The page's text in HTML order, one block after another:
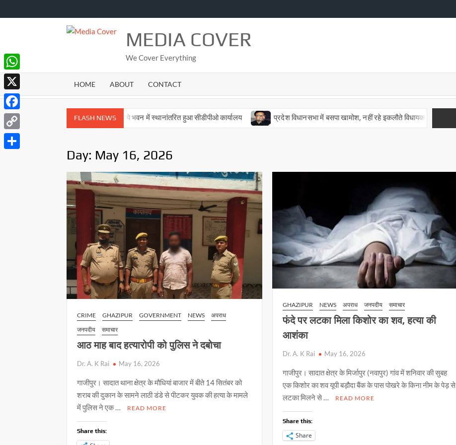
to
MEDIA COVER
We Cover Everything
HOME ABOUT CONTACT
FLASH NEWS
9 अगस्त को नये भवन में स्थानांतरित हुआ सीडीपीओ कार्यालय प्रदेश विधानसभा में बसपा खामोश, नहीं रहे इकलौते विधायक उमाशंकर सिंह
Day: May 16, 2026
CRIME GHAZIPUR GOVERNMENT NEWS
अपराध
जनपदीय
समाचार
आठ माह बाद हत्यारोपी को पुलिस ने दबोचा
Dr. A. K Rai May 16, 2026
गाजीपुर। सादात थाना क्षेत्र के मौधियां बाजार में बीते 14 सितंबर को
शराब की दुकान के सामने लाठी डंडे से पीटकर युवक की हत्या के मामले
में पुलिस ने एक …
READ MORE
Share this:
GHAZIPUR NEWS अपराध जनपदीय समाचार
फंदे पर लटका मिला किशोर का शव, हत्या की
आशंका
Dr. A. K Rai May 16, 2026
गाजीपुर। सादात क्षेत्र के मिर्जापुर (नवापुर) गांव में शनिवार की सुबह
एक किशोर का शव यूपी बड़ौदा बैंक के पास पोखरे के किना नीम के पेड़ से
लटका मिलने से …
READ MORE
Share this:
Share
WhatsApp
X
Facebook
Copy